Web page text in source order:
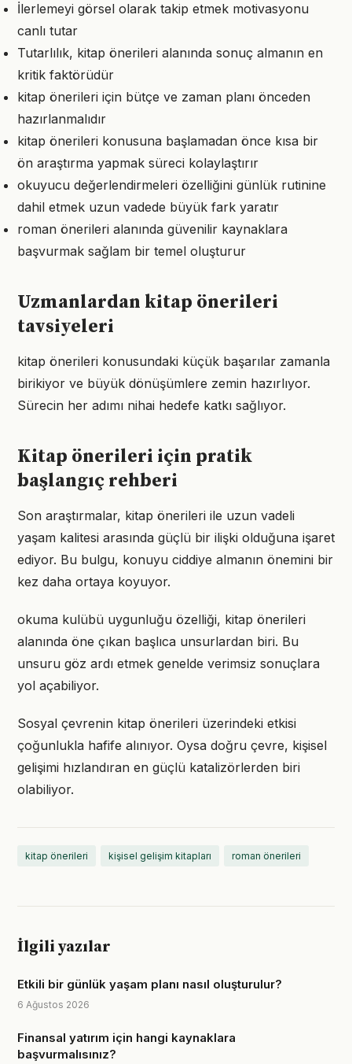
İlerlemeyi görsel olarak takip etmek motivasyonu
canlı tutar
Tutarlılık, kitap önerileri alanında sonuç almanın en
kritik faktörüdür
kitap önerileri için bütçe ve zaman planı önceden
hazırlanmalıdır
kitap önerileri konusuna başlamadan önce kısa bir
ön araştırma yapmak süreci kolaylaştırır
okuyucu değerlendirmeleri özelliğini günlük rutinine
dahil etmek uzun vadede büyük fark yaratır
roman önerileri alanında güvenilir kaynaklara
başvurmak sağlam bir temel oluşturur
Uzmanlardan kitap önerileri
tavsiyeleri
kitap önerileri konusundaki küçük başarılar zamanla
birikiyor ve büyük dönüşümlere zemin hazırlıyor.
Sürecin her adımı nihai hedefe katkı sağlıyor.
Kitap önerileri için pratik
başlangıç rehberi
Son araştırmalar, kitap önerileri ile uzun vadeli
yaşam kalitesi arasında güçlü bir ilişki olduğuna işaret
ediyor. Bu bulgu, konuyu ciddiye almanın önemini bir
kez daha ortaya koyuyor.
okuma kulübü uygunluğu özelliği, kitap önerileri
alanında öne çıkan başlıca unsurlardan biri. Bu
unsuru göz ardı etmek genelde verimsiz sonuçlara
yol açabiliyor.
Sosyal çevrenin kitap önerileri üzerindeki etkisi
çoğunlukla hafife alınıyor. Oysa doğru çevre, kişisel
gelişimi hızlandıran en güçlü katalizörlerden biri
olabiliyor.
kitap önerileri kişisel gelişim kitapları roman önerileri
İlgili yazılar
Etkili bir günlük yaşam planı nasıl oluşturulur?
6 Ağustos 2026
Finansal yatırım için hangi kaynaklara
başvurmalısınız?